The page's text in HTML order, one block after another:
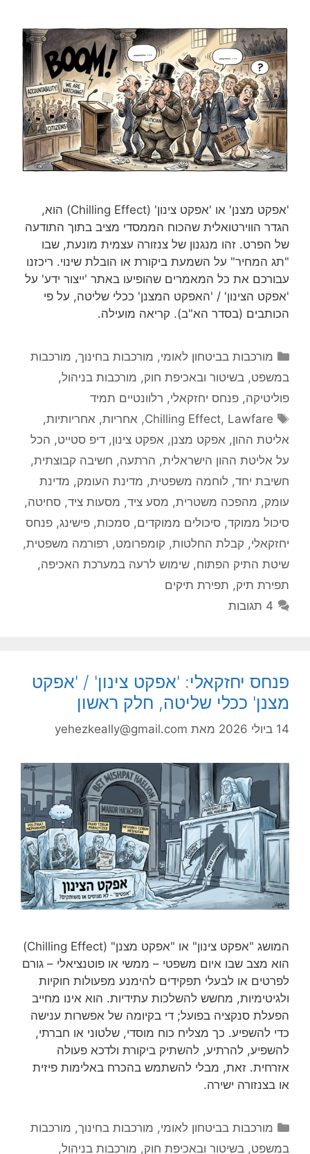
'אפקט מצנן' או 'אפקט צינון' (Chilling Effect) הוא,
הגדר הווירטואלית שהכוח הממסדי מציב בתוך התודעה
של הפרט. זהו מנגנון של צנזורה עצמית מונעת, שבו
"תג המחיר" על השמעת ביקורת או הובלת שינוי. ריכזנו
עבורכם את כל המאמרים שהופיעו באתר 'ייצור ידע' על
'אפקט הצינון' / 'האפקט המצנן' ככלי שליטה, על פי
הכותבים (בסדר הא"ב). קריאה מועילה.
קטגוריות
מורכבות בביטחון לאומי, מורכבות בחינוך, מורכבות
במשפט, בשיטור ובאכיפת חוק, מורכבות בניהול,
פוליטיקה, פנחס יחזקאלי, רלוונטיים תמיד
תגיות
Chilling Effect, Lawfare
, אחריות, אחריותיות,
אליטת ההון, אפקט מצנן, אפקט צינון, דיפ סטייט, הכל
על אליטת ההון הישראלית, הרתעה, חשיבה קבוצתית,
חשיבת יחד, לוחמה משפטית, מדינת העומק, מדינת
עומק, מהפכה משטרית, מסע ציד, מסעות ציד, סחיטה,
סיכול ממוקד, סיכולים ממוקדים, סמכות, פישינג, פנחס
יחזקאלי, קבלת החלטות, קומפרומט, רפורמה משפטית,
שיטת התיק הפתוח, שימוש לרעה במערכת האכיפה,
תפירת תיק, תפירת תיקים
4 תגובות
פנחס יחזקאלי: 'אפקט צינון' / 'אפקט
מצנן' ככלי שליטה, חלק ראשון
14 ביולי 2026 מאת yehezkeally@gmail.com
המושג "אפקט צינון" או "אפקט מצנן" (Chilling Effect)
הוא מצב שבו איום משפטי – ממשי או פוטנציאלי – גורם
לפרטים או לבעלי תפקידים להימנע מפעולות חוקיות
ולגיטימיות, מחשש להשלכות עתידיות. הוא אינו מחייב
הפעלת סנקציה בפועל; די בקיומה של אפשרות ענישה
כדי להשפיע. כך מצליח כוח מוסדי, שלטוני או חברתי,
להשפיע, להרתיע, להשתיק ביקורת ולדכא פעולה
אזרחית. זאת, מבלי להשתמש בהכרח באלימות פיזית
או בצנזורה ישירה.
קטגוריות
מורכבות בביטחון לאומי, מורכבות בחינוך, מורכבות
במשפט, בשיטור ובאכיפת חוק, מורכבות בניהול,